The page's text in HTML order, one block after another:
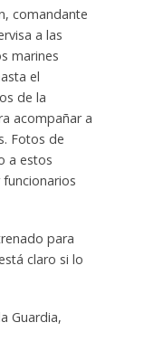
comandante
a las
marines
el
de la
acompañar a
Fotos de
a estos
para
claro si lo
Guardia,